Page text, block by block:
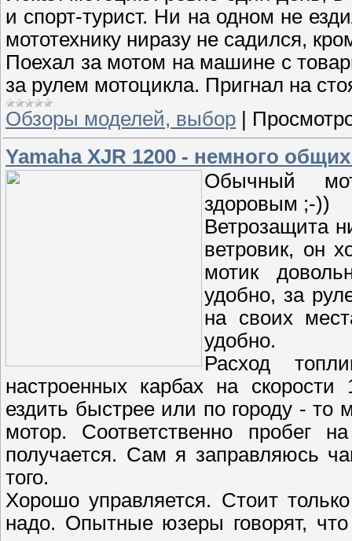
и спорт-турист. Ни на одном не
мототехнику ниразу не садился,
Поехал за мотом на машине с
за рулем мотоцикла. Пригнал на
Обзоры моделей, выбор
Yamaha XJR 1200 - немного
Обычный
здоровым ;-))
Ветрозащита
ветровик, он
мотик
удобно, за
на своих
удобно.
Расход
настроенных карбах на
ездить быстрее или по городу -
мотор. Соответственно пробег
получается. Сам я заправляюсь
того.
Хорошо управляется. Стоит
надо. Опытные юзеры говорят,